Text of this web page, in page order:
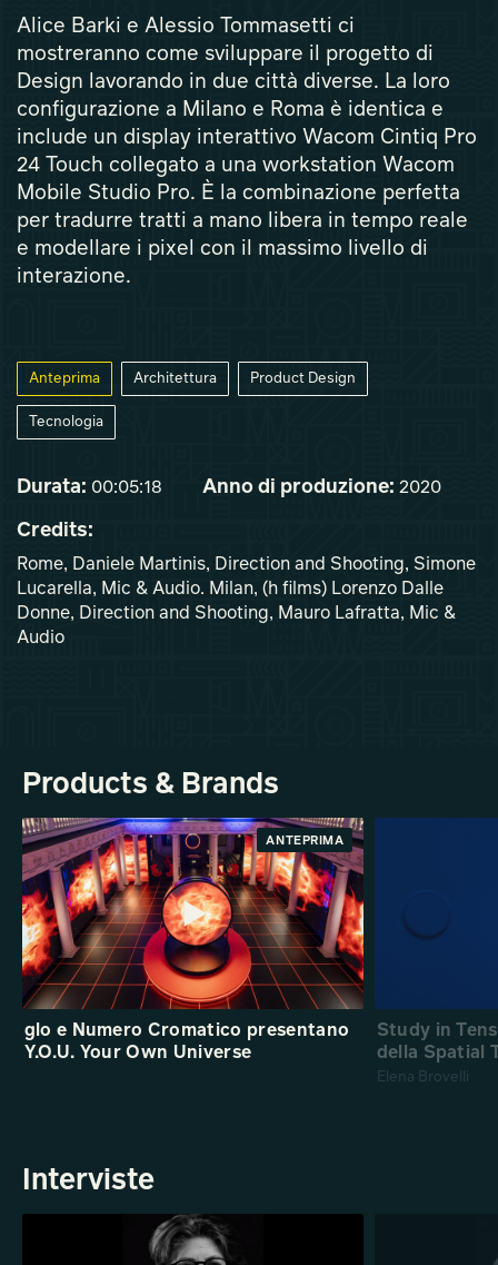
Alice Barki e Alessio Tommasetti ci
mostreranno come sviluppare il progetto di
Design lavorando in due città diverse. La loro
configurazione a Milano e Roma è identica e
include un display interattivo Wacom Cintiq Pro
24 Touch collegato a una workstation Wacom
Mobile Studio Pro. È la combinazione perfetta
per tradurre tratti a mano libera in tempo reale
e modellare i pixel con il massimo livello di
interazione.
Anteprima Architettura Product Design
Tecnologia
Durata: 00:05:18 Anno di produzione: 2020
Credits:
Rome, Daniele Martinis, Direction and Shooting, Simone
Lucarella, Mic & Audio. Milan, (h films) Lorenzo Dalle
Donne, Direction and Shooting, Mauro Lafratta, Mic &
Audio
Products & Brands
ANTEPRIMA
glo e Numero Cromatico presentano
Y.O.U. Your Own Universe
Study in
della Spatial
Elena Brovelli
Interviste